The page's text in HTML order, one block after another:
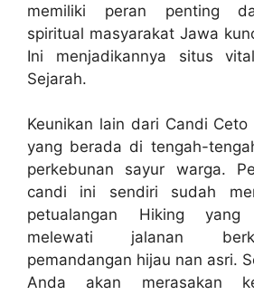
memiliki peran penting
spiritual masyarakat Jawa
Ini menjadikannya situs
Sejarah.
Keunikan lain dari Candi
yang berada di tengah-
perkebunan sayur warga.
candi ini sendiri sudah
petualangan Hiking yang
melewati jalanan
pemandangan hijau nan asri.
Anda akan merasakan